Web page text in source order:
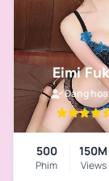
Eimi
Đang
500
Phim
150M
Views